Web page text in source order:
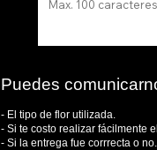
Puedes
- El tipo de flor utilizada.
- Si te costo realizar fácilmente
- Si la entrega fue corrrecta o no.